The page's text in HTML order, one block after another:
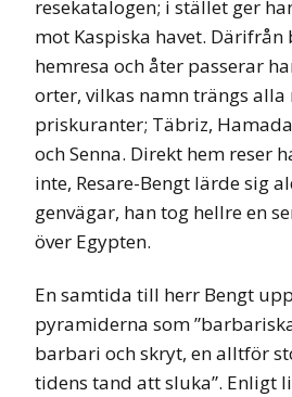
resekatalogen; i stället ger
mot Kaspiska havet.
hemresa och åter passerar
orter, vilkas namn trängs
priskuranter; Täbriz,
och Senna. Direkt hem reser
inte, Resare-Bengt lärde sig
genvägar, han tog hellre en
över Egypten.
En samtida till herr Bengt
pyramiderna som
barbari och skryt, en alltför
tidens tand att sluka”. Enligt